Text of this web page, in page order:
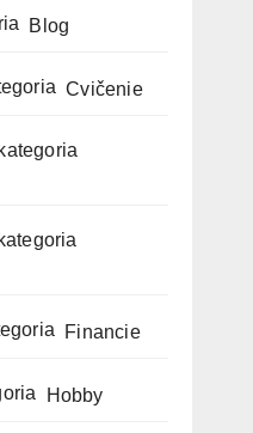
Blog
Cvičenie
Financie
Hobby